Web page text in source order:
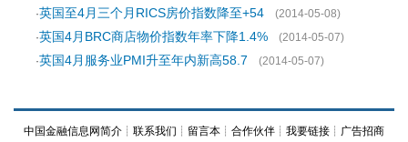
·英国至4月三个月RICS房价指数降至+54
(2014-05-08)
·英国4月BRC商店物价指数年率下降1.4%
(2014-05-07)
·英国4月服务业PMI升至年内新高58.7 (2014-05-07)
中国金融信息网简介 ┊ 联系我们 ┊ 留言本 ┊ 合作伙伴 ┊ 我要链接 ┊ 广告招商